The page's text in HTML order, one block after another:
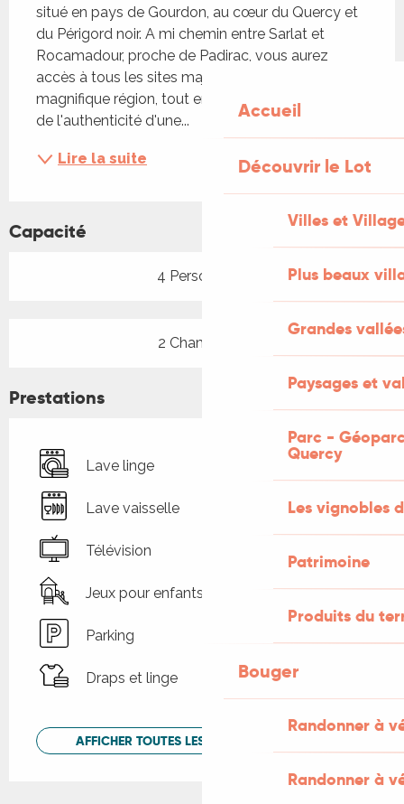
Accueil
Découvrir le Lot
Villes et
Plus beaux
Grandes
Paysages et
Parc -
Quercy
Les vignobles
Patrimoine
Produits du
Bouger
Randonner à
Randonner à
situé en pays de Gourdon, au cœur du Quercy et
du Périgord noir. A mi chemin entre Sarlat et
Rocamadour, proche de Padirac, vous aurez
accès à tous les sites majeurs de cette
magnifique région, tout en profitant du calme et
de l'authenticité d'une...
Lire la suite
Capacité
4 Personne(s)
2 Chambre(s)
Prestations
Lave linge
Lave vaisselle
Télévision
Jeux pour enfants / Espace jeux
Parking
Draps et linge
AFFICHER TOUTES LES PRESTATIONS